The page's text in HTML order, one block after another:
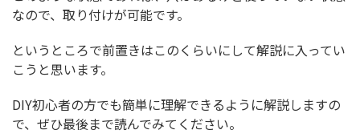
なので、取り付けが可能です。
というところで前置きはこのくらいにして解説に入ってい
こうと思います。
DIY初心者の方でも簡単に理解できるように解説しますの
で、ぜひ最後まで読んでみてください。